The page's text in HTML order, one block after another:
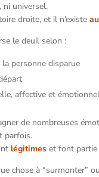
ni universel.
droite, et il n’existe
le deuil selon :
personne disparue
affective et
de nombreuses
parfois.
légitimes et font partie
chose à “surmonter”